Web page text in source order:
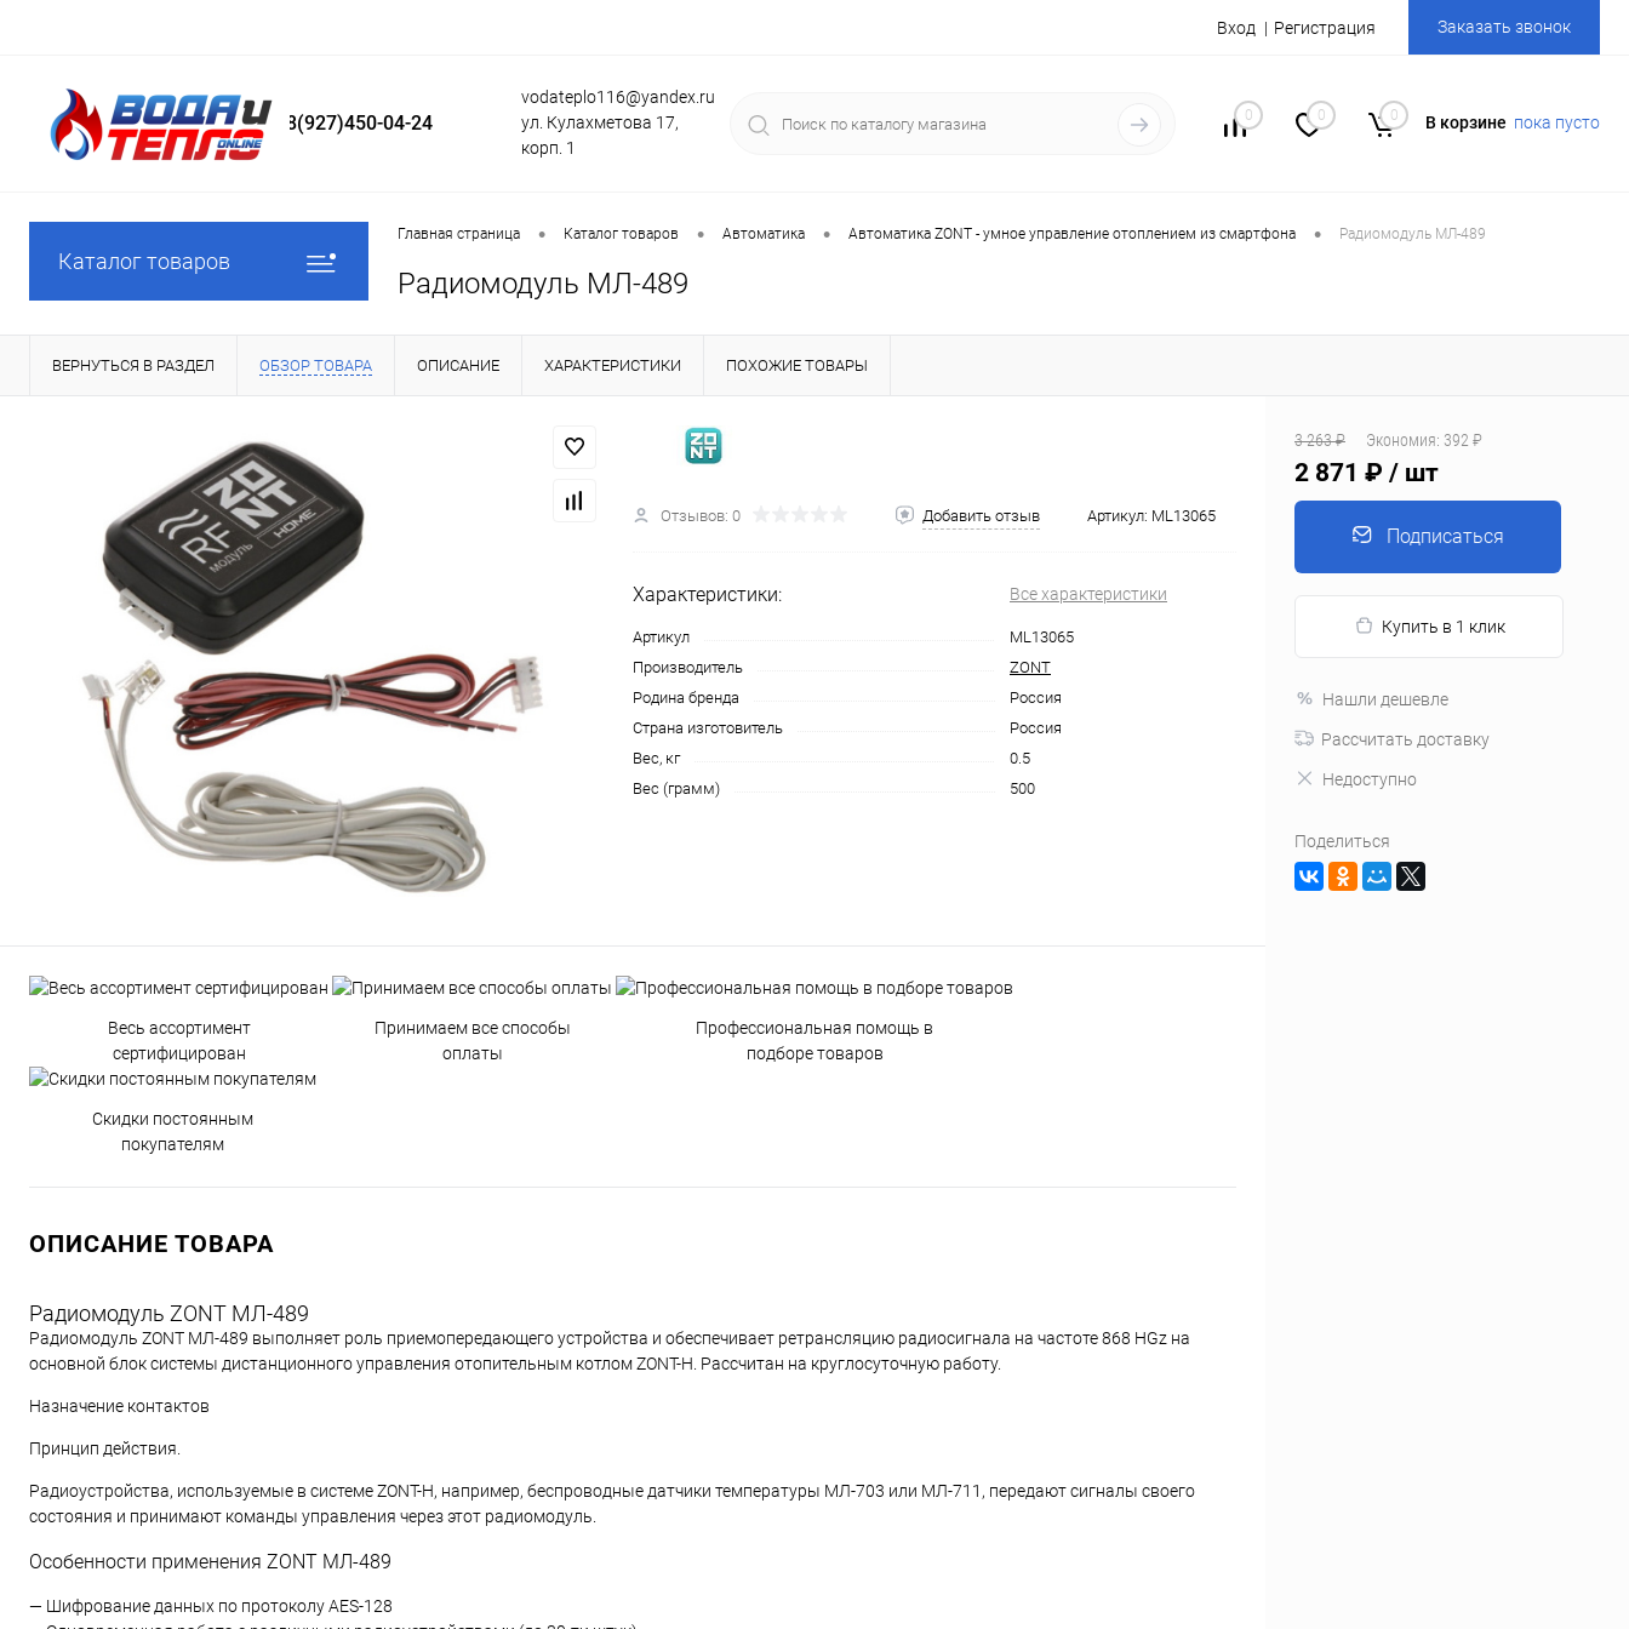
Вход Регистрация Заказать звонок
8(927)450-04-24
vodateplo116@yandex.ru
ул. Кулахметова 17,
корп. 1
0 0 0 В корзине пока пусто
Каталог товаров
Главная страница • Каталог товаров • Автоматика • Автоматика ZONT - умное управление отоплением из смартфона • Радиомодуль МЛ-489
Радиомодуль МЛ-489
ВЕРНУТЬСЯ В РАЗДЕЛ ОБЗОР ТОВАРА ОПИСАНИЕ ХАРАКТЕРИСТИКИ ПОХОЖИЕ ТОВАРЫ
Отзывов: 0 Добавить отзыв Артикул: ML13065
Характеристики: Все характеристики
Артикул
ML13065
Производитель
ZONT
Родина бренда
Россия
Страна изготовитель
Россия
Вес, кг
0.5
Вес (грамм)
500
Весь ассортимент
сертифицирован
Принимаем все способы
оплаты
Профессиональная помощь в
подборе товаров
Скидки постоянным
покупателям
ОПИСАНИЕ ТОВАРА
Радиомодуль ZONT МЛ-489
Радиомодуль ZONT МЛ-489 выполняет роль приемопередающего устройства и обеспечивает ретрансляцию радиосигнала на частоте 868 HGz на
основной блок системы дистанционного управления отопительным котлом ZONT-Н. Рассчитан на круглосуточную работу.
Назначение контактов
Принцип действия.
Радиоустройства, используемые в системе ZONT-Н, например, беспроводные датчики температуры МЛ-703 или МЛ-711, передают сигналы своего
состояния и принимают команды управления через этот радиомодуль.
Особенности применения ZONT МЛ-489
— Шифрование данных по протоколу AES-128
3 263 ₽ Экономия: 392 ₽
2 871 ₽ / шт
Подписаться
Купить в 1 клик
Нашли дешевле
Рассчитать доставку
Недоступно
Поделиться